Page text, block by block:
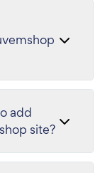
add
site?